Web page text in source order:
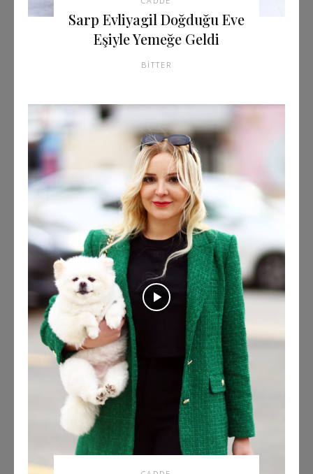
Sarp Evliyagil Doğduğu Eve
Eşiyle Yemeğe Geldi
BITTER